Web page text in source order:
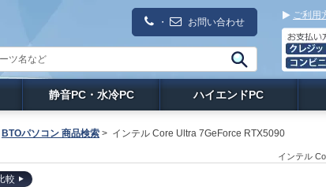
・ お問い合わせ
ご利用
静音PC・水冷PC ハイエンドPC
BTOパソコン 商品検索 > インテル Core Ultra 7GeForce RTX5090
インテル
較